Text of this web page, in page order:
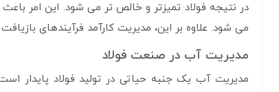
در نتیجه فولاد تمیزتر و خالص تر می شود. این امر
می شود. علاوه بر این، مدیریت کارآمد فرآیندهای
مدیریت آب در صنعت فولاد
مدیریت آب یک جنبه حیاتی در تولید فولاد پایدار